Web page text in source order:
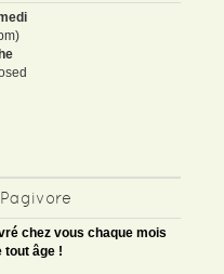
chez vous chaque mois
tout âge !